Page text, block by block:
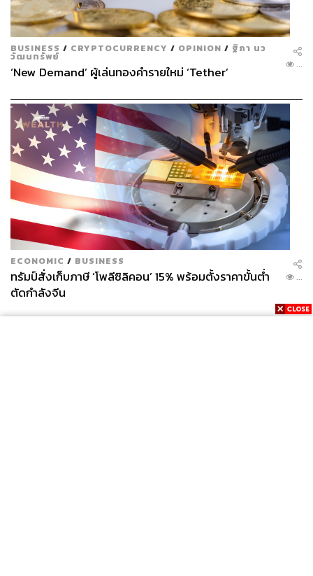
BUSINESS / CRYPTOCURRENCY / OPINION / ฐิภา นว
วัฒนทรัพย์
‘New Demand’ ผู้เล่นทองคำรายใหม่ ‘Tether’ ...
ECONOMIC / BUSINESS
ทรัมป์สั่งเก็บภาษี ‘โพลีซิลิคอน’ 15% พร้อมตั้งราคาขั้นต่ำ
ตัดกำลังจีน
...